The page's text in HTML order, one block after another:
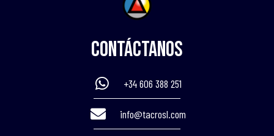
Contáctanos
+34 606 388 251
info@tacrosl.com